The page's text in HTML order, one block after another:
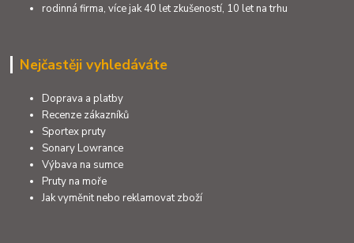
rodinná firma, více jak 40 let zkušeností, 10 let na trhu
Nejčastěji vyhledáváte
Doprava a platby
Recenze zákazníků
Sportex pruty
Sonary Lowrance
Výbava na sumce
Pruty na moře
Jak vyměnit nebo reklamovat zboží